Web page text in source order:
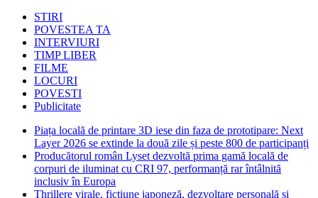
STIRI
POVESTEA TA
INTERVIURI
TIMP LIBER
FILME
LOCURI
POVESTI
Publicitate
Piața locală de printare 3D iese din faza de prototipare: Next
Layer 2026 se extinde la două zile și peste 800 de participanți
Producătorul român Lyset dezvoltă prima gamă locală de
corpuri de iluminat cu CRI 97, performanță rar întâlnită
inclusiv în Europa
Thrillere virale, ficțiune japoneză, dezvoltare personală și